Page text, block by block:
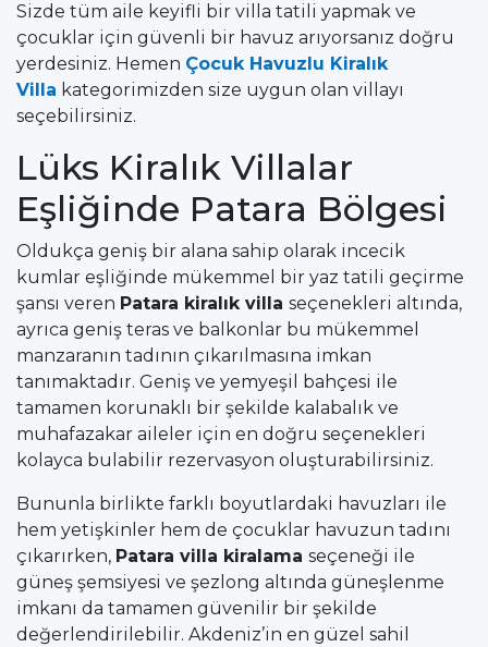
Sizde tüm aile keyifli bir villa tatili yapmak ve
çocuklar için güvenli bir havuz arıyorsanız doğru
yerdesiniz. Hemen Çocuk Havuzlu Kiralık
Villa kategorimizden size uygun olan villayı
seçebilirsiniz.
Lüks Kiralık Villalar
Eşliğinde Patara Bölgesi
Oldukça geniş bir alana sahip olarak incecik
kumlar eşliğinde mükemmel bir yaz tatili geçirme
şansı veren Patara kiralık villa seçenekleri altında,
ayrıca geniş teras ve balkonlar bu mükemmel
manzaranın tadının çıkarılmasına imkan
tanımaktadır. Geniş ve yemyeşil bahçesi ile
tamamen korunaklı bir şekilde kalabalık ve
muhafazakar aileler için en doğru seçenekleri
kolayca bulabilir rezervasyon oluşturabilirsiniz.
Bununla birlikte farklı boyutlardaki havuzları ile
hem yetişkinler hem de çocuklar havuzun tadını
çıkarırken, Patara villa kiralama seçeneği ile
güneş şemsiyesi ve şezlong altında güneşlenme
imkanı da tamamen güvenilir bir şekilde
değerlendirilebilir. Akdeniz’in en güzel sahil